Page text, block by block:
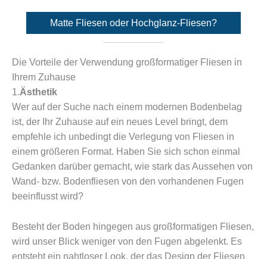
Matte Fliesen oder Hochglanz-Fliesen?
Die Vorteile der Verwendung großformatiger Fliesen in
Ihrem Zuhause
1.Ästhetik
Wer auf der Suche nach einem modernen Bodenbelag
ist, der Ihr Zuhause auf ein neues Level bringt, dem
empfehle ich unbedingt die Verlegung von Fliesen in
einem größeren Format. Haben Sie sich schon einmal
Gedanken darüber gemacht, wie stark das Aussehen von
Wand- bzw. Bodenfliesen von den vorhandenen Fugen
beeinflusst wird?
Besteht der Boden hingegen aus großformatigen Fliesen,
wird unser Blick weniger von den Fugen abgelenkt. Es
entsteht ein nahtloser Look, der das Design der Fliesen